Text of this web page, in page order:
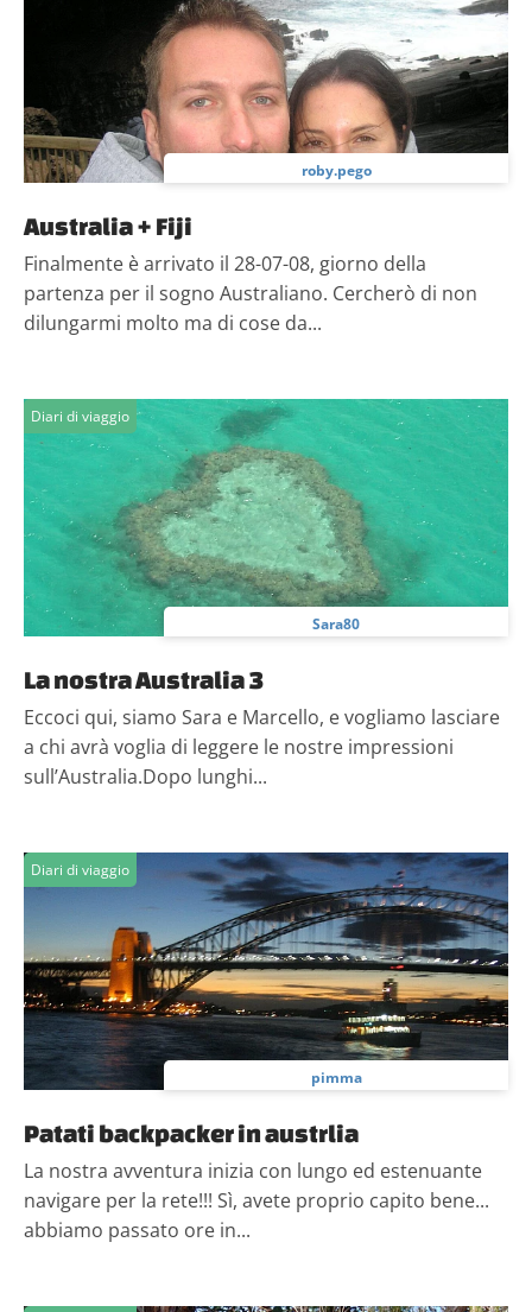
roby.pego
Australia + Fiji
Finalmente è arrivato il 28-07-08, giorno della
partenza per il sogno Australiano. Cercherò di non
dilungarmi molto ma di cose da...
Diari di viaggio
Sara80
La nostra Australia 3
Eccoci qui, siamo Sara e Marcello, e vogliamo lasciare
a chi avrà voglia di leggere le nostre impressioni
sull’Australia.Dopo lunghi...
Diari di viaggio
pimma
Patati backpacker in austrlia
La nostra avventura inizia con lungo ed estenuante
navigare per la rete!!! Sì, avete proprio capito bene...
abbiamo passato ore in...